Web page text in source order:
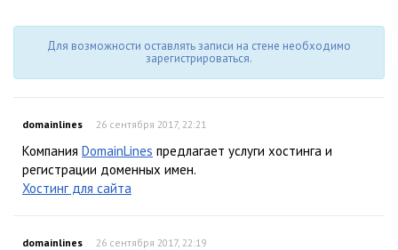
Для возможности оставлять записи на стене необходимо
зарегистрироваться.
domainlines 26 сентября 2017, 22:21
Компания DomainLines предлагает услуги хостинга и
регистрации доменных имен.
Хостинг для сайта
domainlines 26 сентября 2017, 22:19